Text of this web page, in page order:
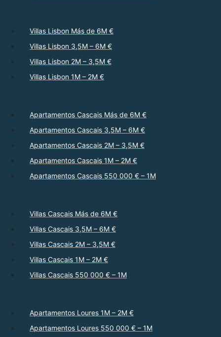
Villas Lisbon Más de 6M €
Villas Lisbon 3,5M – 6M €
Villas Lisbon 2M – 3,5M €
Villas Lisbon 1M – 2M €
Apartamentos Cascais Más de 6M €
Apartamentos Cascais 3,5M – 6M €
Apartamentos Cascais 2M – 3,5M €
Apartamentos Cascais 1M – 2M €
Apartamentos Cascais 550 000 € – 1M
Villas Cascais Más de 6M €
Villas Cascais 3,5M – 6M €
Villas Cascais 2M – 3,5M €
Villas Cascais 1M – 2M €
Villas Cascais 550 000 € – 1M
Apartamentos Loures 1M – 2M €
Apartamentos Loures 550 000 € – 1M